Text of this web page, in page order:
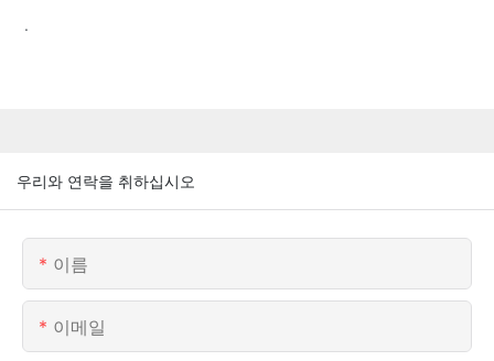
.
우리와 연락을 취하십시오
이름
이메일